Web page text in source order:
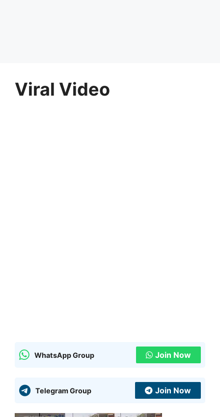
Viral Video
WhatsApp Group Join Now
Telegram Group Join Now